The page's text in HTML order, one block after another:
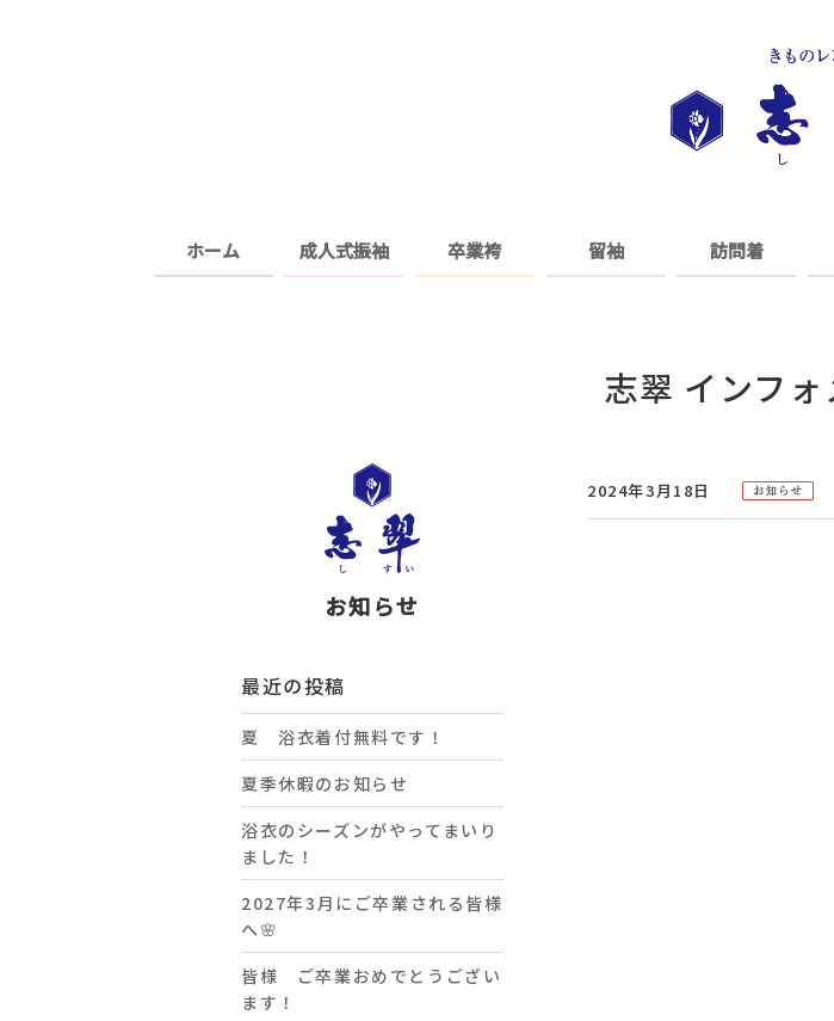
ホーム 成人式振袖 卒業袴 留袖 訪問着
志翠 インフ
2024年3月18日
お知らせ
最近の投稿
夏 浴衣着付無料です！
夏季休暇のお知らせ
浴衣のシーズンがやってまいり
ました！
2027年3月にご卒業される皆様
へ🌸
皆様 ご卒業おめでとうござい
ます！